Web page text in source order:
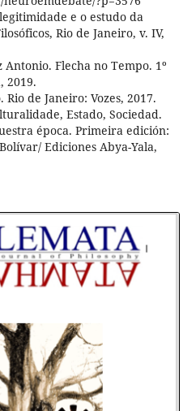
e o estudo da
Rio de Janeiro, v. IV,
Antonio. Flecha no Tempo. 1º
2019.
Rio de Janeiro: Vozes, 2017.
Estado, Sociedad.
época. Primeira edición:
Ediciones Abya-Yala,